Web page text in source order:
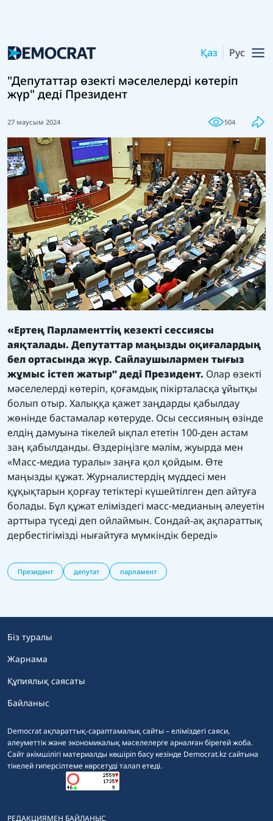
Қаз Рус
"Депутаттар өзекті мәселелерді көтеріп
жүр" деді Президент
27 маусым 2024 504
«Ертең Парламенттің кезекті сессиясы
аяқталады. Депутаттар маңызды оқиғалардың
бел ортасында жүр. Сайлаушылармен тығыз
жұмыс істеп жатыр” деді Президент. Олар өзекті
мәселелерді көтеріп, қоғамдық пікірталасқа ұйытқы
болып отыр. Халыққа қажет заңдарды қабылдау
жөнінде бастамалар көтеруде. Осы сессияның өзінде
елдің дамуына тікелей ықпал ететін 100-ден астам
заң қабылданды. Өздеріңізге мәлім, жуырда мен
«Масс-медиа туралы» заңға қол қойдым. Өте
маңызды құжат. Журналистердің мүддесі мен
құқықтарын қорғау тетіктері күшейтілген деп айтуға
болады. Бұл құжат еліміздегі масс-медианың әлеуетін
арттыра түседі деп ойлаймын. Сондай-ақ ақпараттық
дербестігімізді нығайтуға мүмкіндік береді»
Президент депутат парламент
Democrat ақпараттық-сараптамалық сайты – еліміздегі саяси,
әлеуметтік және экономикалық мәселелерге арналған бірегей жоба.
Сайт әкімшілігі материалды көшіріп басу кезінде Democrat.kz сайтына
тікелей гиперсілтеме көрсетуді талап етеді.
Біз туралы
Жарнама
Құпиялық саясаты
Байланыс
РЕДАКЦИЯМЕН БАЙЛАНЫС